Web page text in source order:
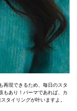
再現できるため、毎日のスタ
もあり！パーマであれば、カ
タイリングが叶いますよ。